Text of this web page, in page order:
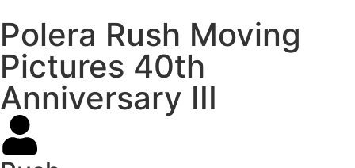
Polera Rush Moving
Pictures 40th
Anniversary III